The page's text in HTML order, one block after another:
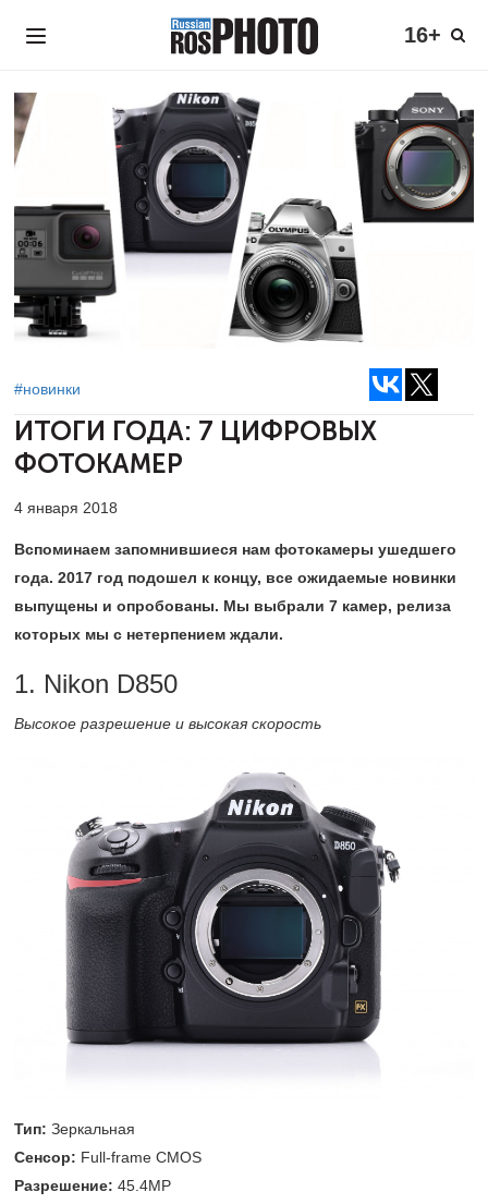
16+
#новинки
ИТОГИ ГОДА: 7 ЦИФРОВЫХ
ФОТОКАМЕР
4 января 2018
Вспоминаем запомнившиеся нам фотокамеры ушедшего
года. 2017 год подошел к концу, все ожидаемые новинки
выпущены и опробованы. Мы выбрали 7 камер, релиза
которых мы с нетерпением ждали.
1. Nikon D850
Высокое разрешение и высокая скорость
Тип: Зеркальная
Сенсор: Full-frame CMOS
Разрешение: 45.4MP